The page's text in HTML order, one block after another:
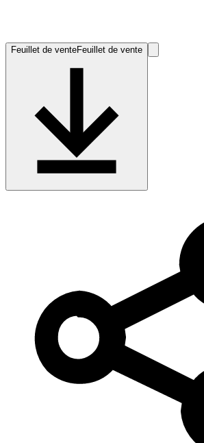
Feuillet de venteFeuillet de vente